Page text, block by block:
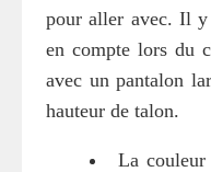
pour aller avec. Il y
en compte lors du
avec un pantalon
hauteur de talon.
La couleur